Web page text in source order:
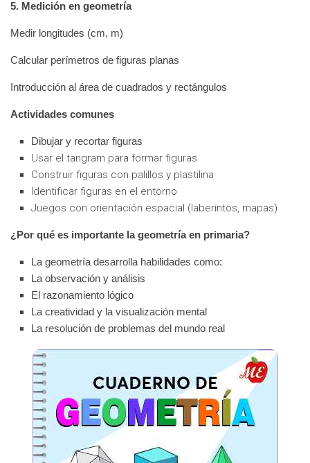
5. Medición en geometría
Medir longitudes (cm, m)
Calcular perímetros de figuras planas
Introducción al área de cuadrados y rectángulos
Actividades comunes
Dibujar y recortar figuras
Usar el tangram para formar figuras
Construir figuras con palillos y plastilina
Identificar figuras en el entorno
Juegos con orientación espacial (laberintos, mapas)
¿Por qué es importante la geometría en primaria?
La geometría desarrolla habilidades como:
La observación y análisis
El razonamiento lógico
La creatividad y la visualización mental
La resolución de problemas del mundo real